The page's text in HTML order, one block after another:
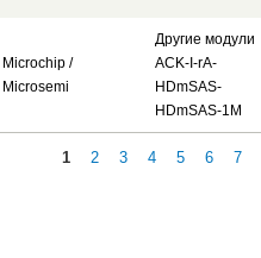
Microchip /
Microsemi
Другие модули
ACK-I-rA-
HDmSAS-
HDmSAS-1M
1 2 3 4 5 6 7